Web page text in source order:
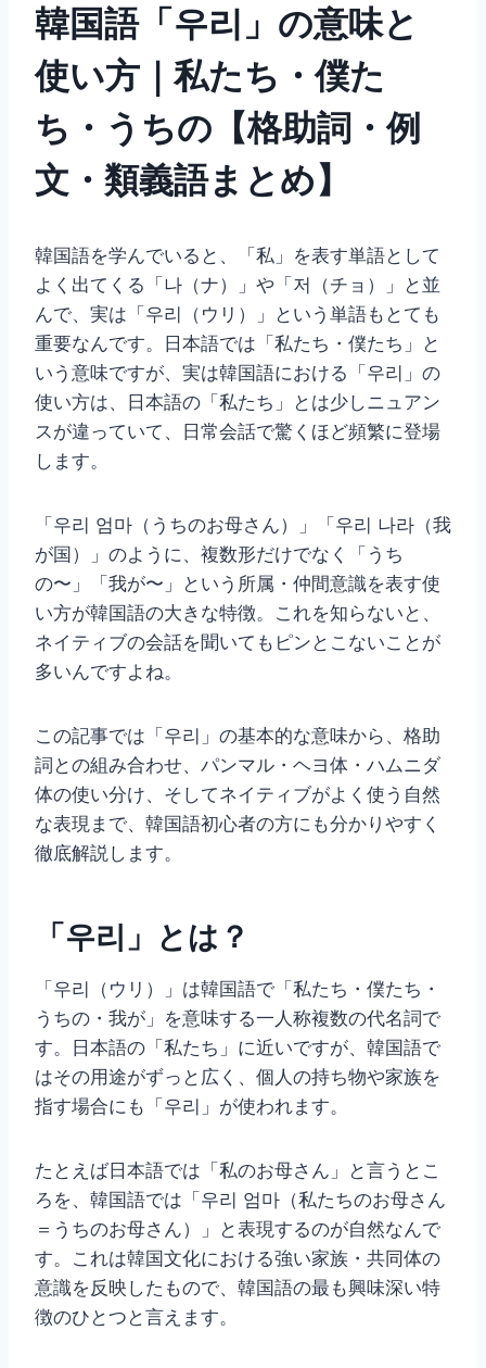
韓国語「우리」の意味と
使い方｜私たち・僕た
ち・うちの【格助詞・例
文・類義語まとめ】
韓国語を学んでいると、「私」を表す単語として
よく出てくる「나（ナ）」や「저（チョ）」と並
んで、実は「우리（ウリ）」という単語もとても
重要なんです。日本語では「私たち・僕たち」と
いう意味ですが、実は韓国語における「우리」の
使い方は、日本語の「私たち」とは少しニュアン
スが違っていて、日常会話で驚くほど頻繁に登場
します。
「우리 엄마（うちのお母さん）」「우리 나라（我
が国）」のように、複数形だけでなく「うち
の〜」「我が〜」という所属・仲間意識を表す使
い方が韓国語の大きな特徴。これを知らないと、
ネイティブの会話を聞いてもピンとこないことが
多いんですよね。
この記事では「우리」の基本的な意味から、格助
詞との組み合わせ、パンマル・ヘヨ体・ハムニダ
体の使い分け、そしてネイティブがよく使う自然
な表現まで、韓国語初心者の方にも分かりやすく
徹底解説します。
「우리」とは？
「우리（ウリ）」は韓国語で「私たち・僕たち・
うちの・我が」を意味する一人称複数の代名詞で
す。日本語の「私たち」に近いですが、韓国語で
はその用途がずっと広く、個人の持ち物や家族を
指す場合にも「우리」が使われます。
たとえば日本語では「私のお母さん」と言うとこ
ろを、韓国語では「우리 엄마（私たちのお母さん
＝うちのお母さん）」と表現するのが自然なんで
す。これは韓国文化における強い家族・共同体の
意識を反映したもので、韓国語の最も興味深い特
徴のひとつと言えます。